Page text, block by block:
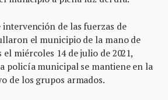
intervención de las fuerzas de
el municipio de la mano de
miércoles 14 de julio de 2021,
policía municipal se mantiene en la
de los grupos armados.